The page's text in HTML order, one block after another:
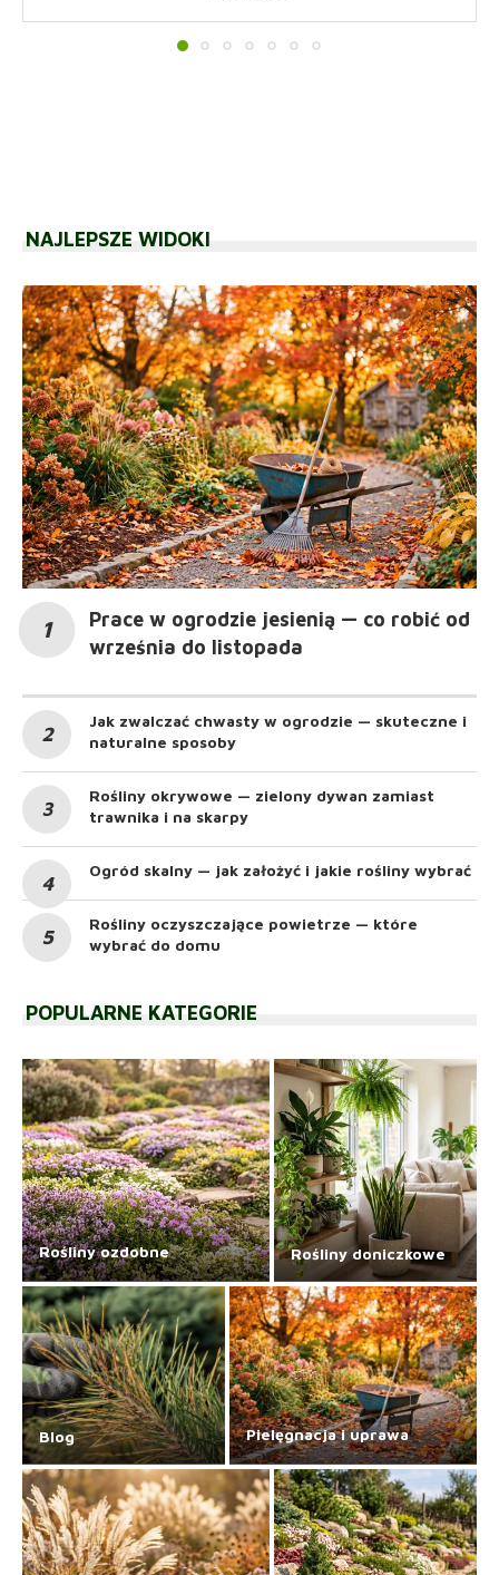
NAJLEPSZE WIDOKI
Prace w ogrodzie jesienią — co robić od
września do listopada
Jak zwalczać chwasty w ogrodzie — skuteczne i
naturalne sposoby
Rośliny okrywowe — zielony dywan zamiast
trawnika i na skarpy
Ogród skalny — jak założyć i jakie rośliny wybrać
Rośliny oczyszczające powietrze — które
wybrać do domu
POPULARNE KATEGORIE
Rośliny ozdobne Rośliny doniczkowe
Blog Pielęgnacja i uprawa